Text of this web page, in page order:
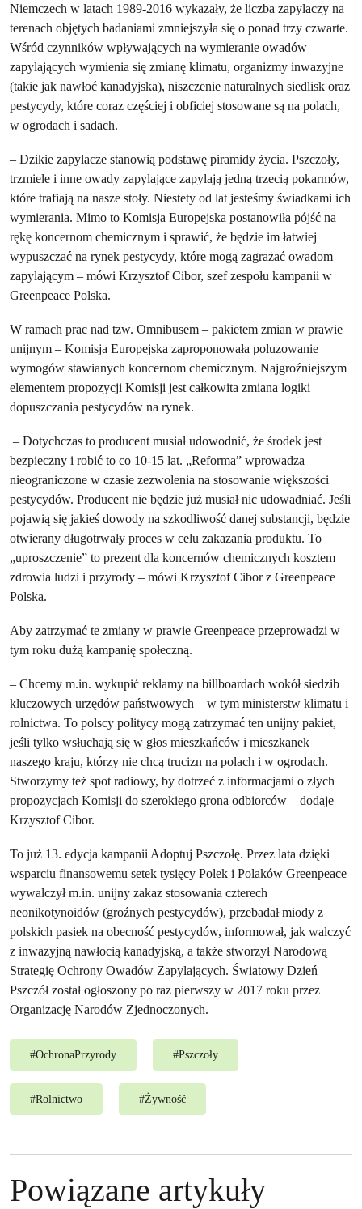
Niemczech w latach 1989-2016 wykazały, że liczba zapylaczy na
terenach objętych badaniami zmniejszyła się o ponad trzy czwarte.
Wśród czynników wpływających na wymieranie owadów
zapylających wymienia się zmianę klimatu, organizmy inwazyjne
(takie jak nawłoć kanadyjska), niszczenie naturalnych siedlisk oraz
pestycydy, które coraz częściej i obficiej stosowane są na polach,
w ogrodach i sadach.
– Dzikie zapylacze stanowią podstawę piramidy życia. Pszczoły,
trzmiele i inne owady zapylające zapylają jedną trzecią pokarmów,
które trafiają na nasze stoły. Niestety od lat jesteśmy świadkami ich
wymierania. Mimo to Komisja Europejska postanowiła pójść na
rękę koncernom chemicznym i sprawić, że będzie im łatwiej
wypuszczać na rynek pestycydy, które mogą zagrażać owadom
zapylającym – mówi Krzysztof Cibor, szef zespołu kampanii w
Greenpeace Polska.
W ramach prac nad tzw. Omnibusem – pakietem zmian w prawie
unijnym – Komisja Europejska zaproponowała poluzowanie
wymogów stawianych koncernom chemicznym. Najgroźniejszym
elementem propozycji Komisji jest całkowita zmiana logiki
dopuszczania pestycydów na rynek.
– Dotychczas to producent musiał udowodnić, że środek jest
bezpieczny i robić to co 10-15 lat. „Reforma” wprowadza
nieograniczone w czasie zezwolenia na stosowanie większości
pestycydów. Producent nie będzie już musiał nic udowadniać. Jeśli
pojawią się jakieś dowody na szkodliwość danej substancji, będzie
otwierany długotrwały proces w celu zakazania produktu. To
„uproszczenie” to prezent dla koncernów chemicznych kosztem
zdrowia ludzi i przyrody – mówi Krzysztof Cibor z Greenpeace
Polska.
Aby zatrzymać te zmiany w prawie Greenpeace przeprowadzi w
tym roku dużą kampanię społeczną.
– Chcemy m.in. wykupić reklamy na billboardach wokół siedzib
kluczowych urzędów państwowych – w tym ministerstw klimatu i
rolnictwa. To polscy politycy mogą zatrzymać ten unijny pakiet,
jeśli tylko wsłuchają się w głos mieszkańców i mieszkanek
naszego kraju, którzy nie chcą trucizn na polach i w ogrodach.
Stworzymy też spot radiowy, by dotrzeć z informacjami o złych
propozycjach Komisji do szerokiego grona odbiorców – dodaje
Krzysztof Cibor.
To już 13. edycja kampanii Adoptuj Pszczołę. Przez lata dzięki
wsparciu finansowemu setek tysięcy Polek i Polaków Greenpeace
wywalczył m.in. unijny zakaz stosowania czterech
neonikotynoidów (groźnych pestycydów), przebadał miody z
polskich pasiek na obecność pestycydów, informował, jak walczyć
z inwazyjną nawłocią kanadyjską, a także stworzył Narodową
Strategię Ochrony Owadów Zapylających. Światowy Dzień
Pszczół został ogłoszony po raz pierwszy w 2017 roku przez
Organizację Narodów Zjednoczonych.
#OchronaPrzyrody #Pszczoły
#Rolnictwo #Żywność
Powiązane artykuły